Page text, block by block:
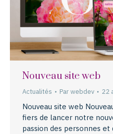
Nouveau site web
Actualités Parwebdev 22
Nouveau site web
fiers de lancer notre
passion des personnes et